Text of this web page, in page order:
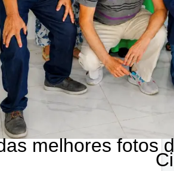
melhores fotos